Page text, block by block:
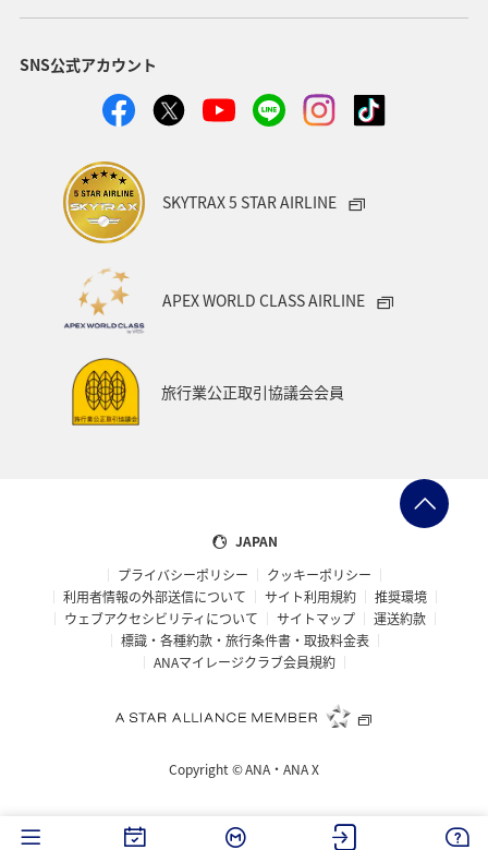
SNS公式アカウント
SKYTRAX 5 STAR AIRLINE
APEX WORLD CLASS AIRLINE
旅行業公正取引協議会会員
JAPAN
プライバシーポリシー
クッキーポリシー
利用者情報の外部送信について
サイト利用規約
推奨環境
ウェブアクセシビリティについて
サイトマップ
運送約款
標識・各種約款・旅行条件書・取扱料金表
ANAマイレージクラブ会員規約
Copyright ©ANA・ANA X